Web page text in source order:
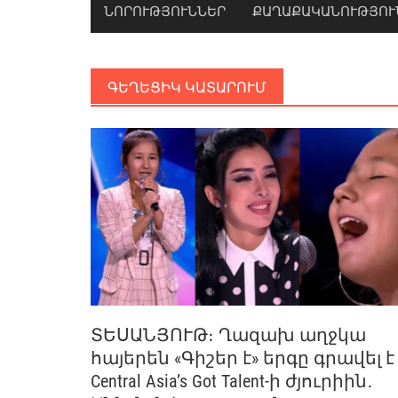
ՆՈՐՈՒԹՅՈՒՆՆԵՐ
ԳԵՂԵՑԻԿ ԿԱՏԱՐՈՒՄ
ՏԵՍԱՆՅՈՒԹ։ Ղազախ աղջկա
հայերեն «Գիշեր է» երգը գրավել է
Central Asia’s Got Talent-ի ժյուրիին․